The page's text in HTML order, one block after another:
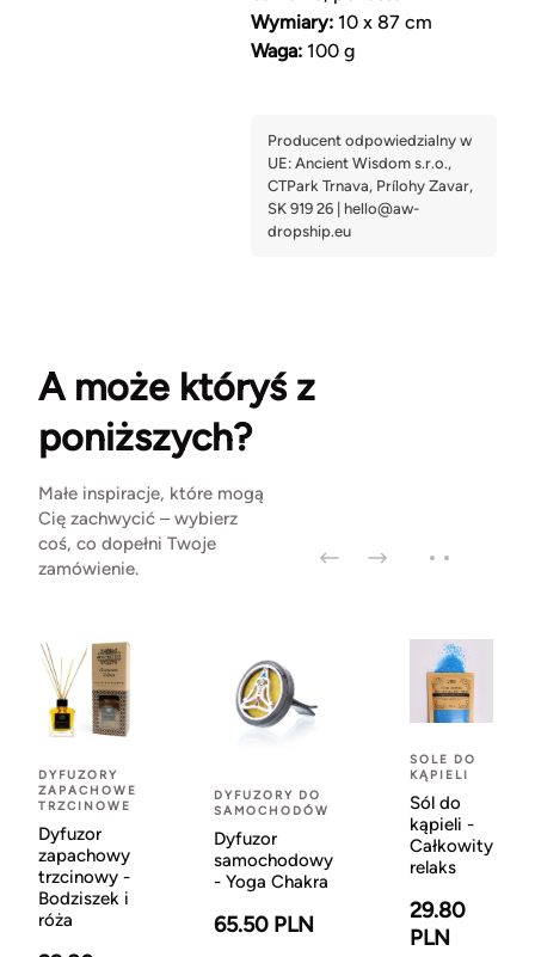
Wymiary:10 x 87 cm
Waga:100 g
A może któryś z
poniższych?
Małe inspiracje, które mogą
Cię zachwycić – wybierz
coś, co dopełni Twoje
zamówienie.
DYFUZORY
ZAPACHOWE
TRZCINOWE
Dyfuzor
zapachowy
trzcinowy -
Bodziszek i
róża
DYFUZORY DO
SAMOCHODÓW
Dyfuzor
samochodowy
- Yoga Chakra
65.50 PLN
SOLE DO
KĄPIELI
Sól do
kąpieli -
Całkowity
relaks
29.80
PLN